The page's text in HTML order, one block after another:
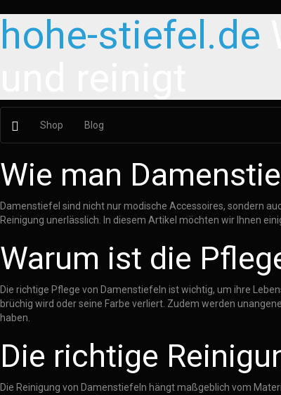
hohe-stiefel.de
Shop Blog
Wie man
Damenstiefel sind nicht nur modische Accessoires, sondern
Reinigung unerlässlich. In diesem Artikel möchten wir Ihnen
Warum ist die
Die richtige Pflege von Damenstiefeln ist wichtig, um ihre
brüchig wird oder seine Farbe verliert. Zudem werden
haben.
Die richtige
Die Reinigung von Damenstiefeln hängt maßgeblich vom